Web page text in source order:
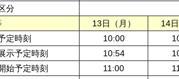
分
13日（月）
14
定時刻
10:00
示予定時刻
10:54
始予定時刻
11:00